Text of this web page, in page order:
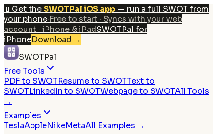
📱 Get theSWOTPal iOS app — run a full SWOT from
your phone·Free to start · Syncs with your web
account · iPhone & iPadSWOTPal for
iPhoneDownload →
SWOTPal
Free Tools
PDF to SWOTResume to SWOTText to
SWOTLinkedIn to SWOTWebpage to SWOTAll Tools
→
Examples
TeslaAppleNikeMetaAll Examples →